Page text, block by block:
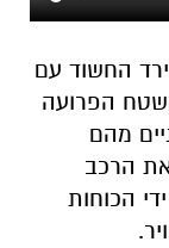
מהם
הכוחות
​החשוד, תושב הפזורה הבדואית בשנות ה-20 לחייו,
כי נהג
השבוע